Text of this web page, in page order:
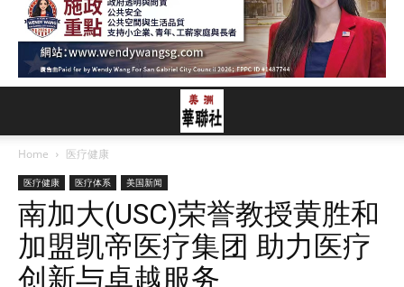
Home 医疗健康
医疗健康 医疗体系 美国新闻
南加大(USC)荣誉教授黄胜和
加盟凯帝医疗集团 助力医疗
创新与卓越服务